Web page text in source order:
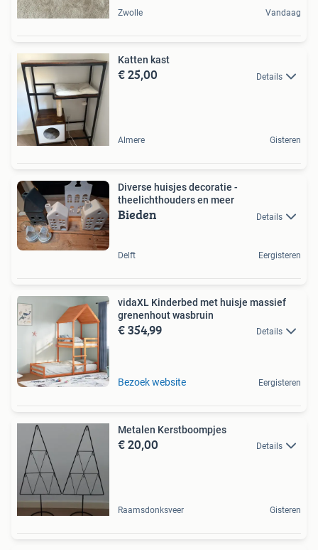
Zwolle Vandaag
Katten kast
€ 25,00 Details
Almere Gisteren
Diverse huisjes decoratie -
theelichthouders en meer
Bieden Details
Delft Eergisteren
vidaXL Kinderbed met huisje massief
grenenhout wasbruin
€ 354,99 Details
Bezoek website Eergisteren
Metalen Kerstboompjes
€ 20,00 Details
Raamsdonksveer Gisteren